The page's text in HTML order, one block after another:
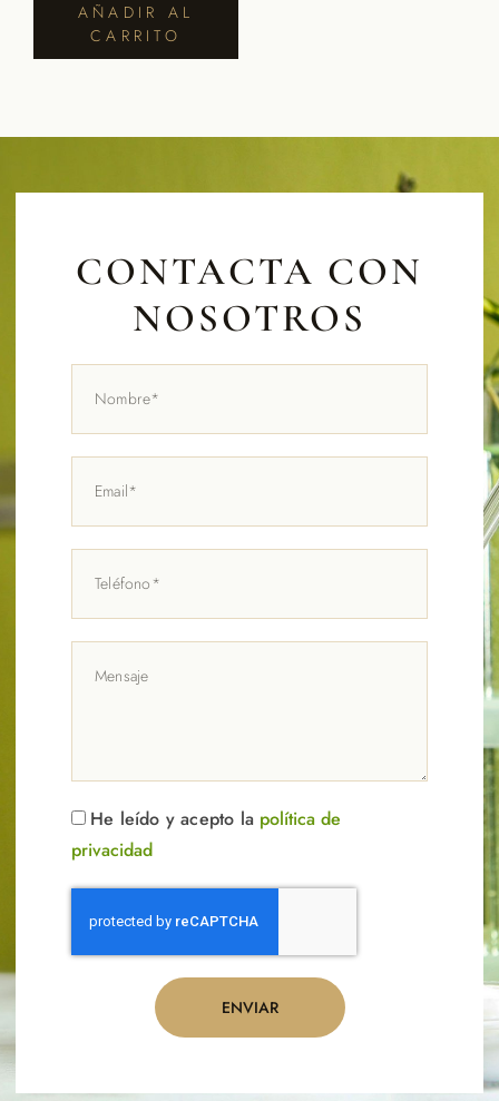
AÑADIR AL
CARRITO
CONTACTA CON
NOSOTROS
He leído y acepto la política de
privacidad
ENVIAR